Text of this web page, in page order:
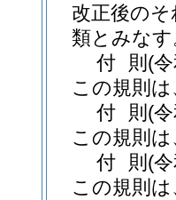
改正後の
類とみなす
付 則 (
この規則
付 則 (
この規則
付 則 (
この規則